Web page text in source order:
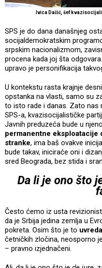
Ivica Dačić, šef
SPS je do dana današnjeg
socijaldemokratskim
srpskim nacionalizmom,
procena kada joj šta
upravo je personifikacija
U kontekstu rasta krajnje
opstanka na vlasti, samo su
to isto rade i danas. Zato nas
SPS-a, kvazisocijalističke
Javnih preduzeća bude u
permanentne eksploatacije
stranke, ima baš ovakve
bude takav, iniciraće oni i
sred Beograda, bez stida i
Da li je ono što
Često ćemo iz usta
da je Srbija jedina zemlja u
pokreta. Osim što je to
četničkih zločina, neosporno
– pravno izjednačeni.